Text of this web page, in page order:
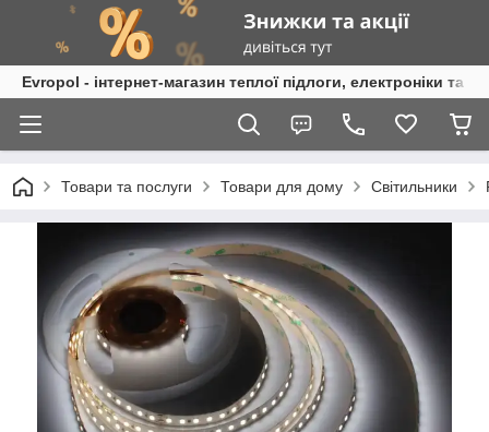
Evropol - інтернет-магазин теплої підлоги, електроніки та
Товари та послуги Товари для дому Світильники